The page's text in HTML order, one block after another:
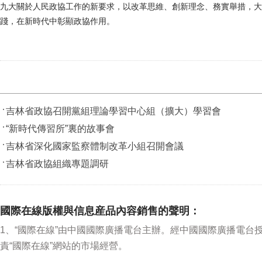
九大關於人民政協工作的新要求，以改革思維、創新理念、務實舉措，
踐，在新時代中彰顯政協作用。
吉林省政協召開黨組理論學習中心組（擴大）學習會
“新時代傳習所”裏的故事會
吉林省深化國家監察體制改革小組召開會議
吉林省政協組織專題調研
國際在線版權與信息産品內容銷售的聲明：
1、“國際在線”由中國國際廣播電台主辦。經中國國際廣播電
責“國際在線”網站的市場經營。